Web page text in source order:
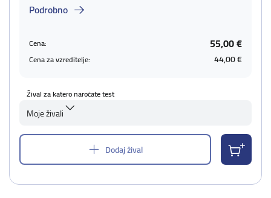
Podrobno
Cena: 55,00 €
Cena za vzreditelje: 44,00 €
Žival za katero naročate test
Moje živali
Dodaj žival